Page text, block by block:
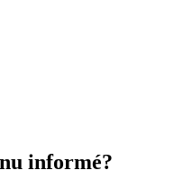
informé?